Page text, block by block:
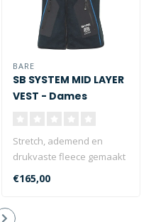
BARE
SB SYSTEM MID LAYER
VEST - Dames
Stretch, ademend en
drukvaste fleece gemaakt
van polyester/spandex...
€165,00